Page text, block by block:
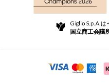
Community Store
返品と返金
For a safe shopping experience
Security Communication
Giglio S.p.A.は
国立商工会議